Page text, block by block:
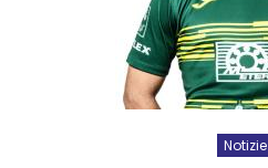
Notizie